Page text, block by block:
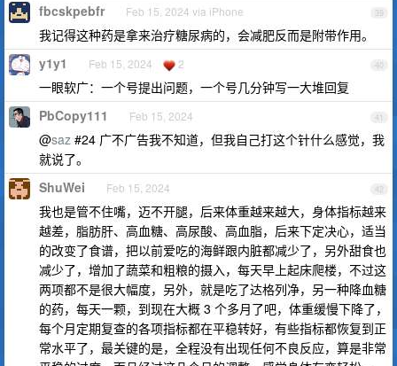
39
fbcskpebfr Feb 15, 2024 via iPhone
我记得这种药是拿来治疗糖尿病的，会减肥反而是附带作用。
40
y1y1 Feb 15, 2024 2
一眼软广：一个号提出问题，一个号几分钟写一大堆回复
41
PbCopy111 Feb 15, 2024
@saz #24 广不广告我不知道，但我自己打这个针什么感觉，我
就说了。
42
ShuWei Feb 15, 2024
我也是管不住嘴，迈不开腿，后来体重越来越大，身体指标越来
越差，脂肪肝、高血糖、高尿酸、高血脂，后来下定决心，适当
的改变了食谱，把以前爱吃的海鲜跟内脏都减少了，另外甜食也
减少了，增加了蔬菜和粗粮的摄入，每天早上起床爬楼，不过这
两项都不是很大幅度，另外，就是吃了达格列净，另一种降血糖
的药，每天一颗，到现在大概 3 个多月了吧，体重缓慢下降了，
每个月定期复查的各项指标都在平稳转好，有些指标都恢复到正
常水平了，最关键的是，全程没有出现任何不良反应，算是非常